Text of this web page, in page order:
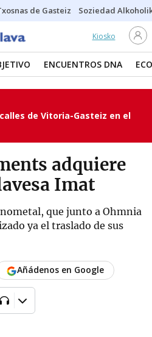
de Gasteiz Soziedad
Kiosko
ENCUENTROS DNA
de Vitoria-Gasteiz en el
adquiere
Imat
que junto a Ohmnia
ya el traslado de sus
Añádenos en Google